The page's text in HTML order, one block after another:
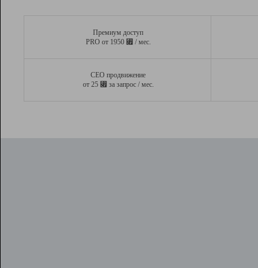
Премиум доступ
PRO от 1950 ⃏ / мес.
СЕО продвижение
от 25 ⃏ за запрос / мес.